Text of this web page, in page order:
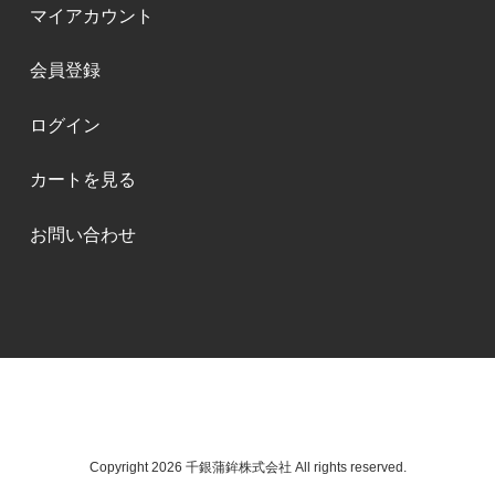
マイアカウント
会員登録
ログイン
カートを見る
お問い合わせ
Copyright 2026 千銀蒲鉾株式会社 All rights reserved.